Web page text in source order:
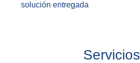
solución entregada
Servicios